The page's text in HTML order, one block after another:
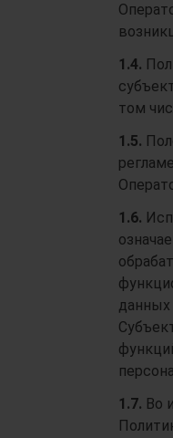
1.4.
том
1.5.
1.6.
данных
1.7. Во